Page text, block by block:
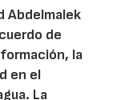
Abdelmalek
de
la
en el
La